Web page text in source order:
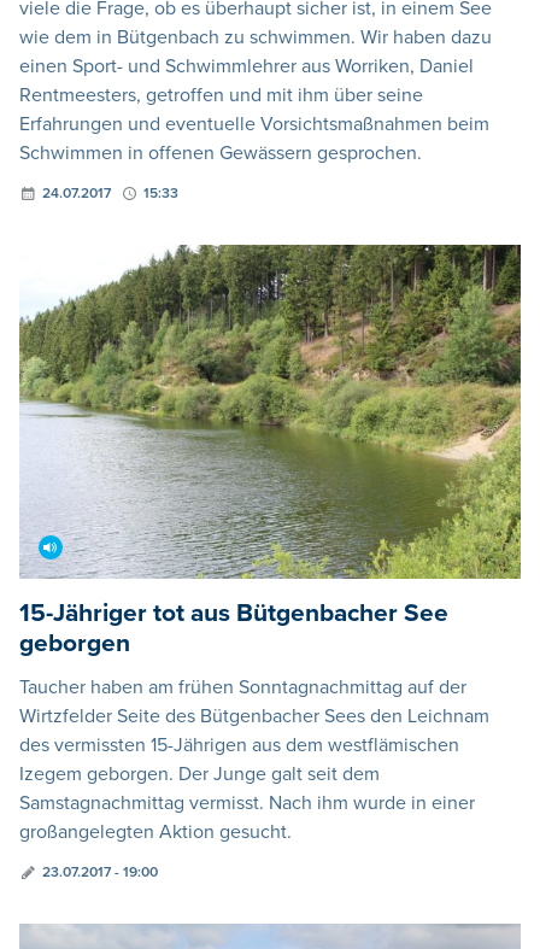
viele die Frage, ob es überhaupt sicher ist, in einem See
wie dem in Bütgenbach zu schwimmen. Wir haben dazu
einen Sport- und Schwimmlehrer aus Worriken, Daniel
Rentmeesters, getroffen und mit ihm über seine
Erfahrungen und eventuelle Vorsichtsmaßnahmen beim
Schwimmen in offenen Gewässern gesprochen.
24.07.2017 15:33
15-Jähriger tot aus Bütgenbacher See
geborgen
Taucher haben am frühen Sonntagnachmittag auf der
Wirtzfelder Seite des Bütgenbacher Sees den Leichnam
des vermissten 15-Jährigen aus dem westflämischen
Izegem geborgen. Der Junge galt seit dem
Samstagnachmittag vermisst. Nach ihm wurde in einer
großangelegten Aktion gesucht.
23.07.2017 - 19:00